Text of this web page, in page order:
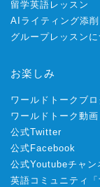
留学英語レッスン
AIライティング添削
グループレッスンに
お楽しみ
ワールドトークブロ
ワールドトーク動画
公式Twitter
公式Facebook
公式Youtubeチャン
英語コミュニティ「